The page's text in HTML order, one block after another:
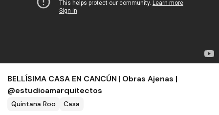
BELLÍSIMA CASA EN CANCÚN | Obras Ajenas |
@estudioamarquitectos
Quintana Roo Casa